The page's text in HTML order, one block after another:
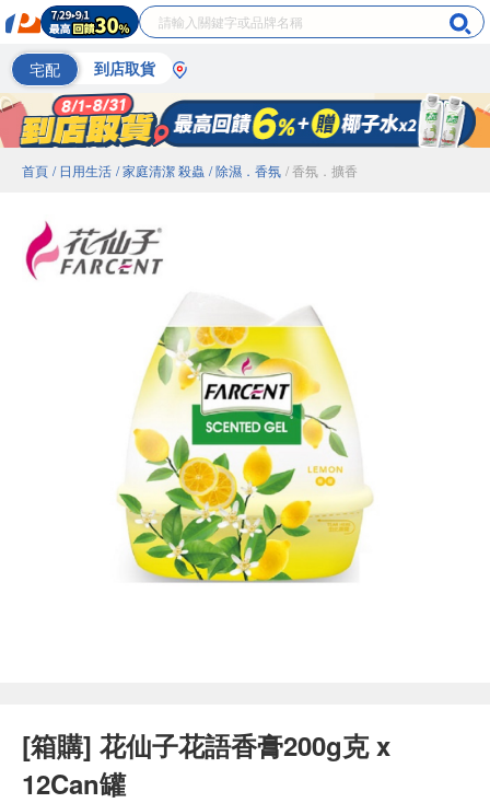
宅配 到店取貨
首頁 / 日用生活 / 家庭清潔 殺蟲 / 除濕．香氛 / 香氛．擴香
[箱購] 花仙子花語香膏200g克 x
12Can罐